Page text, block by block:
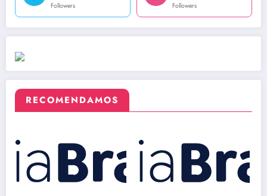
Followers Followers
RECOMENDAMOS